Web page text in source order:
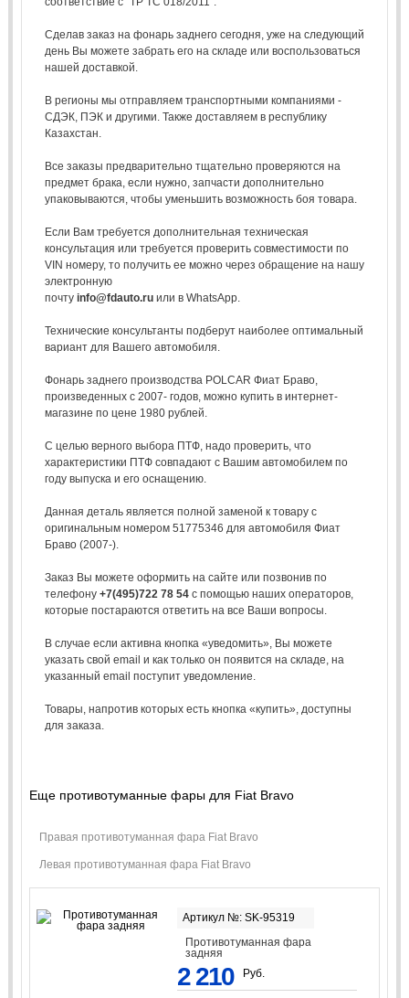
Сделав заказ на фонарь заднего сегодня, уже на следующий
день Вы можете забрать его на складе или воспользоваться
нашей доставкой.
В регионы мы отправляем транспортными компаниями -
СДЭК, ПЭК и другими. Также доставляем в республику
Казахстан.
Все заказы предварительно тщательно проверяются на
предмет брака, если нужно, запчасти дополнительно
упаковываются, чтобы уменьшить возможность боя товара.
Если Вам требуется дополнительная техническая
консультация или требуется проверить совместимости по
VIN номеру, то получить ее можно через обращение на нашу
электронную
почту info@fdauto.ruили в WhatsApp.
Технические консультанты подберут наиболее оптимальный
вариант для Вашего автомобиля.
Фонарь заднего производства POLCAR Фиат Браво,
произведенных с 2007- годов, можно купить в интернет-
магазине по цене 1980 рублей.
С целью верного выбора ПТФ, надо проверить, что
характеристики ПТФ совпадают с Вашим автомобилем по
году выпуска и его оснащению.
Данная деталь является полной заменой к товару с
оригинальным номером 51775346 для автомобиля Фиат
Браво (2007-).
Заказ Вы можете оформить на сайте или позвонив по
телефону +7(495)722 78 54с помощью наших операторов,
которые постараются ответить на все Ваши вопросы.
В случае если активна кнопка «уведомить», Вы можете
указать свой email и как только он появится на складе, на
указанный email поступит уведомление.
Товары, напротив которых есть кнопка «купить», доступны
для заказа.
Еще противотуманные фары для Fiat Bravo
Правая противотуманная фара Fiat Bravo
Левая противотуманная фара Fiat Bravo
Артикул №: SK-95319
Противотуманная фара
задняя
2 210 Руб.